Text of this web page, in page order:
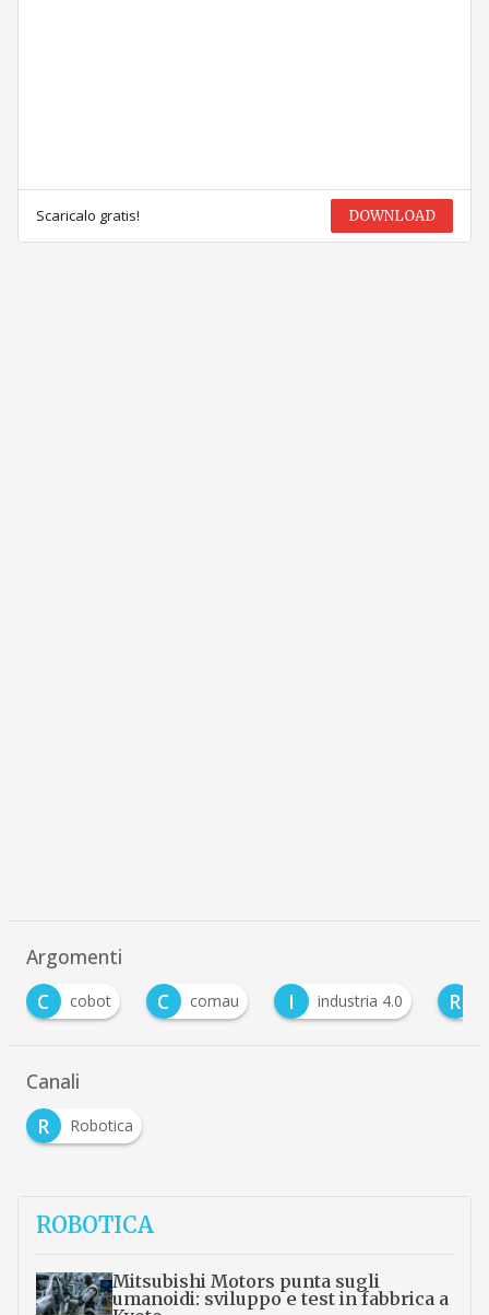
Scaricalo gratis! DOWNLOAD
Argomenti
C comau I industria 4.0 R robot
Canali
R
Robotica
ROBOTICA
Mitsubishi Motors punta sugli
umanoidi: sviluppo e test in fabbrica a